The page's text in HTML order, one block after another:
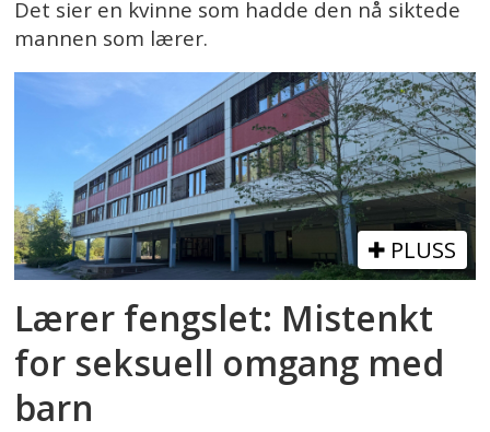
Det sier en kvinne som hadde den nå siktede
mannen som lærer.
PLUSS
Lærer fengslet: Mistenkt
for seksuell omgang med
barn